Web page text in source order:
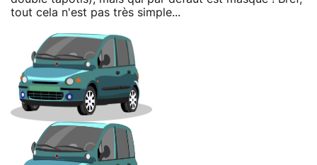
tout cela n'est pas très simple...